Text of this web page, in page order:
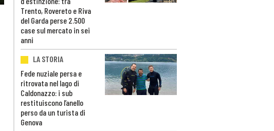
Trento, Rovereto e Riva
del Garda perse 2.500
case sul mercato in sei
anni
LA STORIA
Fede nuziale persa e
ritrovata nel lago di
Caldonazzo: i sub
restituiscono l’anello
perso da un turista di
Genova